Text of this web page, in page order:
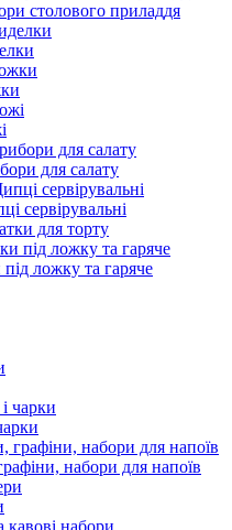
столового приладдя
для салату
сервірувальні
для торту
ложку та гаряче
набори для напоїв